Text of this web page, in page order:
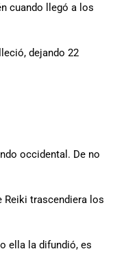
cuando llegó a los
dejando 22
occidental. De no
Reiki trascendiera los
ella la difundió, es